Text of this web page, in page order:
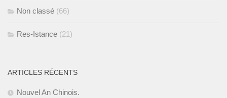
Non classé (66)
Res-Istance (21)
ARTICLES RÉCENTS
Nouvel An Chinois.